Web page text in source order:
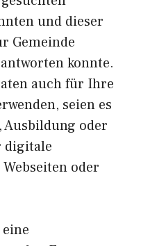
und dieser
Gemeinde
konnte.
auch für Ihre
seien es
Ausbildung oder
digitale
oder